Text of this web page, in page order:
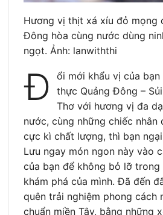
Hương vị thịt xá xíu đỏ mọng
Đông hòa cùng nước dùng
ngọt. Ảnh: lanwiththi
Đ
ổi mới khẩu vị của
thực Quảng Đông –
Thơ với hương vị đa
nước, cùng những chiếc nhân
cực kì chất lượng, thì bạn
Lưu ngay món ngon này vào
của bạn để không bỏ lỡ trong
khám phá của mình. Đã đến
quên trải nghiệm phong cách
chuẩn miền Tây, bằng những